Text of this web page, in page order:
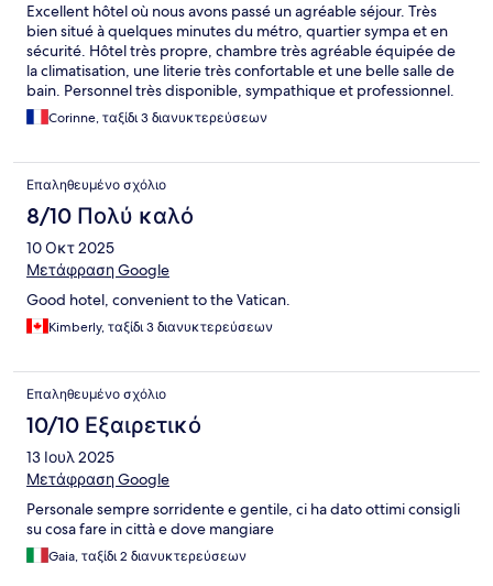
Excellent hôtel où nous avons passé un agréable séjour. Très
bien situé à quelques minutes du métro, quartier sympa et en
sécurité. Hôtel très propre, chambre très agréable équipée de
la climatisation, une literie très confortable et une belle salle de
bain. Personnel très disponible, sympathique et professionnel.
Très bons petits déjeuners avec des produits frais et de qualité.
Je recommande vivement cet hôtel.
Corinne, ταξίδι 3 διανυκτερεύσεων
Επαληθευμένο σχόλιο
8/10 Πολύ καλό
10 Οκτ 2025
Μετάφραση Google
Good hotel, convenient to the Vatican.
Kimberly, ταξίδι 3 διανυκτερεύσεων
Επαληθευμένο σχόλιο
10/10 Εξαιρετικό
13 Ιουλ 2025
Μετάφραση Google
Personale sempre sorridente e gentile, ci ha dato ottimi consigli
su cosa fare in città e dove mangiare
Gaia, ταξίδι 2 διανυκτερεύσεων